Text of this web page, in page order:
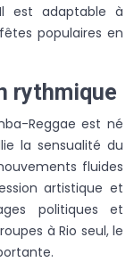
est adaptable à
populaires en
rythmique
Reggae est né
la sensualité du
fluides
artistique et
politiques et
à Rio seul, le